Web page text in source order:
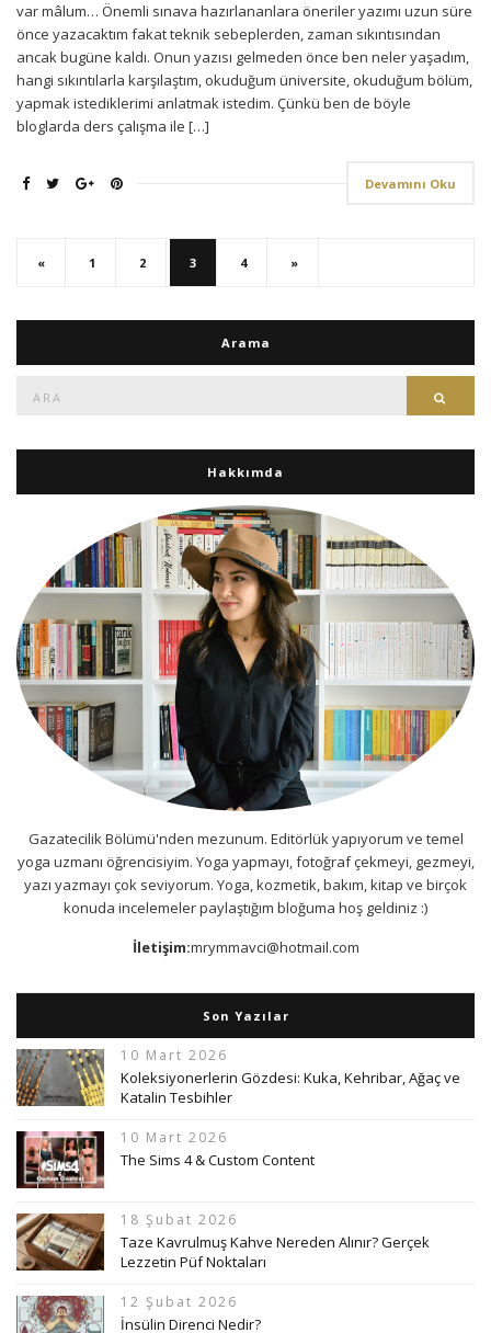
var mâlum… Önemli sınava hazırlananlara öneriler yazımı uzun süre
önce yazacaktım fakat teknik sebeplerden, zaman sıkıntısından
ancak bugüne kaldı. Onun yazısı gelmeden önce ben neler yaşadım,
hangi sıkıntılarla karşılaştım, okuduğum üniversite, okuduğum bölüm,
yapmak istediklerimi anlatmak istedim. Çünkü ben de böyle
bloglarda ders çalışma ile […]
Devamını Oku
« 1 2 3 4 »
Arama
Hakkımda
Gazatecilik Bölümü'nden mezunum. Editörlük yapıyorum ve temel
yoga uzmanı öğrencisiyim. Yoga yapmayı, fotoğraf çekmeyi, gezmeyi,
yazı yazmayı çok seviyorum. Yoga, kozmetik, bakım, kitap ve birçok
konuda incelemeler paylaştığım bloğuma hoş geldiniz :)
İletişim:mrymmavci@hotmail.com
Son Yazılar
10 Mart 2026
Koleksiyonerlerin Gözdesi: Kuka, Kehribar, Ağaç ve
Katalin Tesbihler
10 Mart 2026
The Sims 4 & Custom Content
18 Şubat 2026
Taze Kavrulmuş Kahve Nereden Alınır? Gerçek
Lezzetin Püf Noktaları
12 Şubat 2026
İnsülin Direnci Nedir?